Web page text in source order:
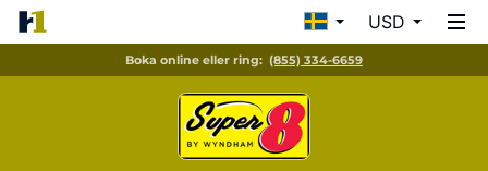
USD
Boka online eller ring: (855) 334-6659